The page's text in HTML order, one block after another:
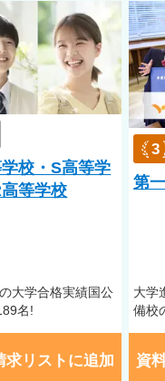
登下校の時間を設定する
害に悩む生徒も少なく
ることで気持ちにも余
きます。 チュータリ
うほか、心の状態にも
いため心配事も気軽に
はあります。 「友達が
高等学院ではイベン
活動、文化祭やクラブ
よ。 安心安全の環
知っていただきたい
しください。ひとり
校・S高等学
等学校
大学合格実績国公
名!
求リストに追加
3
第
大学
備校
資